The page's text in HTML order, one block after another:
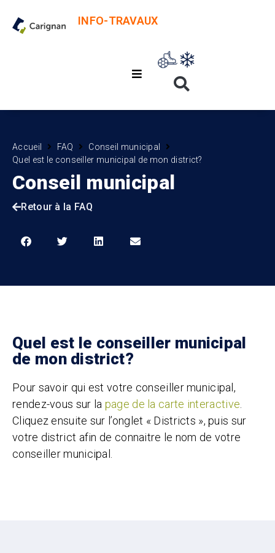
INFO-TRAVAUX
Accueil FAQ
Conseil municipal
Quel est le conseiller municipal de mon district?
Conseil municipal
Retour à la FAQ
Quel est le conseiller municipal
de mon district?
Pour savoir qui est votre conseiller municipal,
rendez-vous sur la page de la carte interactive.
Cliquez ensuite sur l’onglet « Districts », puis sur
votre district afin de connaitre le nom de votre
conseiller municipal.